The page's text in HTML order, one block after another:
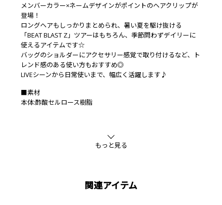
メンバーカラー×ネームデザインがポイントのヘアクリップが
登場！
ロングヘアもしっかりまとめられ、暑い夏を駆け抜ける
「BEAT BLAST Z」ツアーはもちろん、季節問わずデイリーに
使えるアイテムです☆
バッグのショルダーにアクセサリー感覚で取り付けるなど、ト
レンド感のある使い方もおすすめ◎
LIVEシーンから日常使いまで、幅広く活躍します♪
■素材
本体:酢酸セルロース樹脂
もっと見る
関連アイテム